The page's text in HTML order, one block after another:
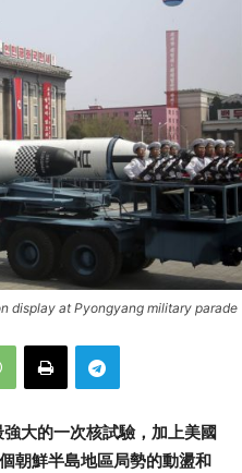
display at Pyongyang military parade
大的一次核試驗，加上美國
朝鮮半島地區局勢的動盪和